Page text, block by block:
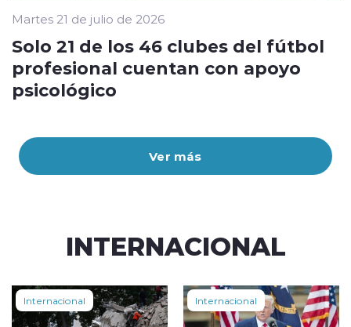
Ver más
Martes 21 de julio de 2026
Solo 21 de los 46 clubes del fútbol
profesional cuentan con apoyo
psicológico
INTERNACIONAL
Internacional Internacional